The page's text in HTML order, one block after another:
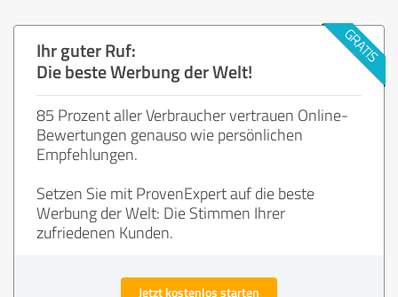
Ihr guter Ruf:
Die beste Werbung der Welt!
85 Prozent aller Verbraucher vertrauen Online-
Bewertungen genauso wie persönlichen
Empfehlungen.
Setzen Sie mit ProvenExpert auf die beste
Werbung der Welt: Die Stimmen Ihrer
zufriedenen Kunden.
Jetzt kostenlos starten